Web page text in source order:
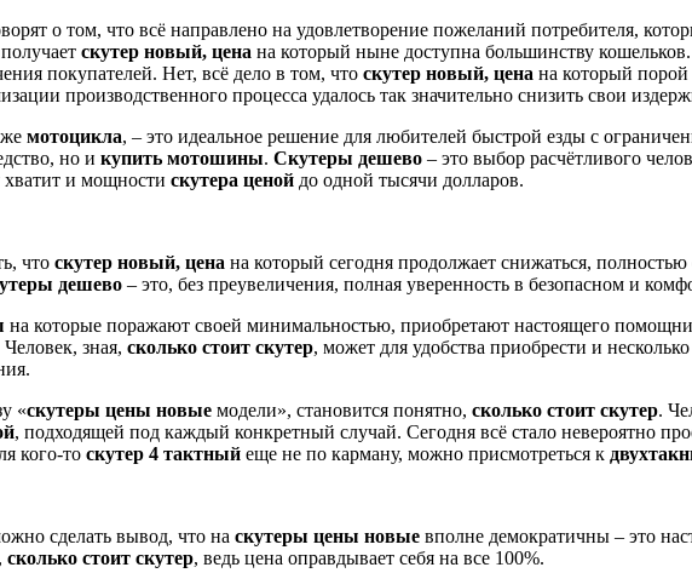
о том, что всё направлено на удовлетворение пожеланий потребителя,
скутер новый, цена на который ныне доступна большинству
покупателей. Нет, всё дело в том, что скутер новый, цена на который
производственного процесса удалось так значительно снизить свои
мотоцикла, – это идеальное решение для любителей быстрой езды с
но и купить мотошины. Скутеры дешево – это выбор расчётливого
хватит и мощности скутера ценой до одной тысячи долларов.
что скутер новый, цена на который сегодня продолжает снижаться,
дешево – это, без преувеличения, полная уверенность в безопасном и
на которые поражают своей минимальностью, приобретают настоящего
зная, сколько стоит скутер, может для удобства приобрести и
«скутеры цены новые модели», становится понятно, сколько стоит скутер.
, подходящей под каждый конкретный случай. Сегодня всё стало невероятно
кого-то скутер 4 тактный еще не по карману, можно присмотреться к
сделать вывод, что на скутеры цены новые вполне демократичны – это
сколько стоит скутер, ведь цена оправдывает себя на все 100%.